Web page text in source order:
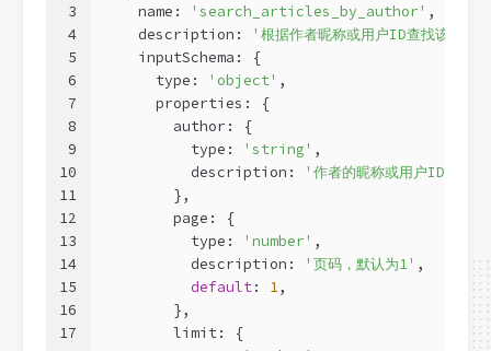
3
4
5
6
7
8
9
10
11
12
13
14
15
16
17
    name:
'search_articles_by_author' ,
    description:
'根据作者昵称或用户ID查找该作者
    inputSchema: {
      type:
'object' ,
      properties: {
        author: {
          type:
'string' ,
          description:
'作者的昵称或用户ID'
        },
        page: {
          type:
'number' ,
          description:
'页码，默认为1' ,
default: 1,
        },
        limit: {